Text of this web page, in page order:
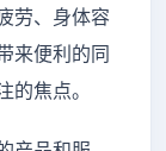
劳、身体容
来便利的同
焦点。